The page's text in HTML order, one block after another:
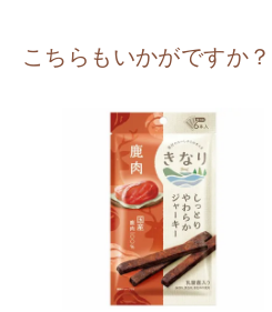
こちらもいかがですか？